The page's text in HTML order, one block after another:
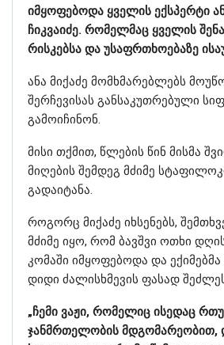
იმყოფებოდა ყველის ექსპერტი
ჩიკვაიძე. რომელმაც ყველის
რისკებსა და უსაფრთხოებაზე
ანა მიქაძე მომხმარებლებს
შერჩევისას განსაკუთრებული
გამოიჩინონ.
მისი თქმით, წლების წინ მისმა
მიღების შემდეგ მძიმე
გადაიტანა.
როგორც მიქაძე იხსენებს,
მძიმე იყო, რომ ბავშვი ოთხი
კომაში იმყოფებოდა და ექიმებმა
დიდი ძალისხმევის ფასად
„ჩემი ვაჟი, რომელიც ისედაც
ჯანმრთელობის მდგომარეობით,